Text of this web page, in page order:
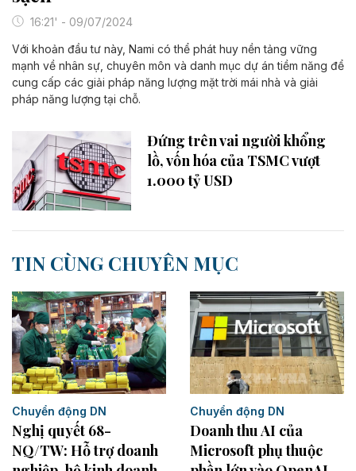
16:21' - 09/07/2024
Với khoản đầu tư này, Nami có thể phát huy nền tảng vững
mạnh về nhân sự, chuyên môn và danh mục dự án tiềm năng để
cung cấp các giải pháp năng lượng mặt trời mái nhà và giải
pháp năng lượng tại chỗ.
Đứng trên vai người khổng
lồ, vốn hóa của TSMC vượt
1.000 tỷ USD
TIN CÙNG CHUYÊN MỤC
Chuyển động DN
Nghị quyết 68-
NQ/TW: Hỗ trợ doanh
Chuyển động DN
Doanh thu AI của
Microsoft phụ thuộc